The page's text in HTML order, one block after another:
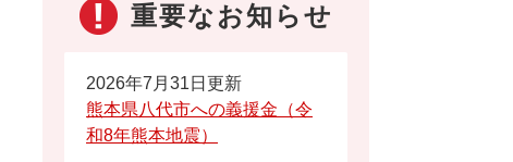
重要なお知らせ
2026年7月31日更新
熊本県八代市への義援金（令
和8年熊本地震）